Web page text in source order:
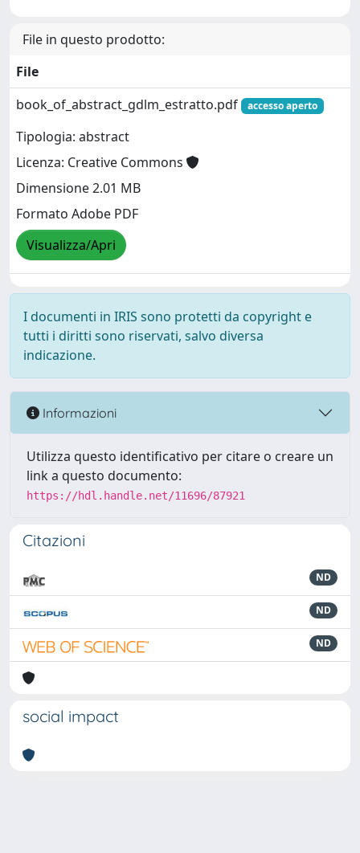
File in questo prodotto:
File
book_of_abstract_gdlm_estratto.pdf
accesso aperto
Tipologia: abstract
Licenza: Creative Commons
Dimensione 2.01 MB
Formato Adobe PDF
Visualizza/Apri
I documenti in IRIS sono protetti da copyright e
tutti i diritti sono riservati, salvo diversa
indicazione.
Informazioni
Utilizza questo identificativo per citare o creare un
link a questo documento:
https://hdl.handle.net/11696/87921
Citazioni
ND
ND
ND
social impact